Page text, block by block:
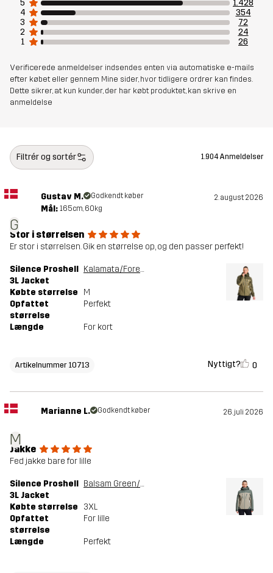
Varenummer 10713_4524
5
1.428
4
354
3
72
2
24
1
26
Verificerede anmeldelser indsendes enten via automatiske e-mails
efter købet eller gennem Mine sider, hvor tidligere ordrer kan findes.
Dette sikrer, at kun kunder, der har købt produktet, kan skrive en
anmeldelse
Filtrér og sortér 1.904 Anmeldelser
G
Gustav M. Godkendt køber 2. august 2026
Mål: 165cm, 60kg
Stor i størrelsen
Er stor i størrelsen. Gik en størrelse op, og den passer perfekt!
Silence Proshell
3L Jacket
Kalamata/Forest Night
Købte størrelse
M
Opfattet
størrelse
Perfekt
Længde For kort
Artikelnummer 10713 Nyttigt? 0
M
Marianne L. Godkendt køber 26. juli 2026
Jakke
Fed jakke bare for lille
Silence Proshell
3L Jacket
Balsam Green/Shadow
Købte størrelse
3XL
Opfattet
størrelse
For lille
Længde Perfekt